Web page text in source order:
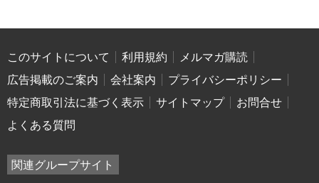
このサイトについて 利用規約
メルマガ購読
広告掲載のご案内
会社案内
プライバシーポリシー
特定商取引法に基づく表示
サイトマップ
お問合せ
よくある質問
関連グループサイト